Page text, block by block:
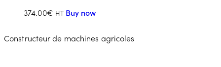
374.00€ HT Buy now
Constructeur de machines agricoles